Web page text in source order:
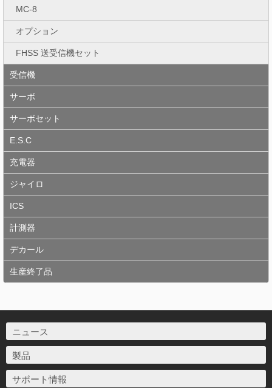
MC-8
オプション
FHSS 送受信機セット
受信機
サーボ
サーボセット
E.S.C
充電器
ジャイロ
ICS
計測器
デカール
生産終了品
ニュース
製品
サポート情報